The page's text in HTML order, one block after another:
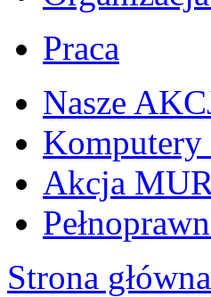
Praca
Nasze
Komputery
Akcja
Strona główna